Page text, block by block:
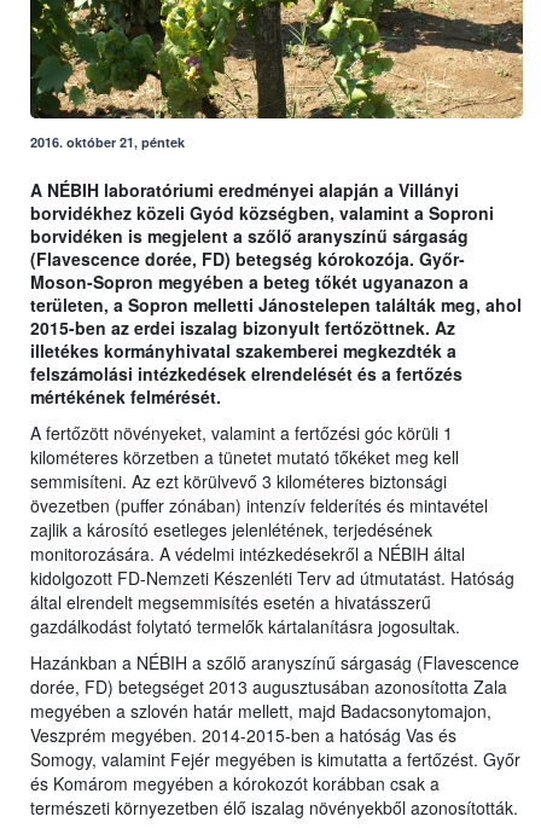
2016. október 21, péntek
A NÉBIH laboratóriumi eredményei alapján a Villányi
borvidékhez közeli Gyód községben, valamint a Soproni
borvidéken is megjelent a szőlő aranyszínű sárgaság
(Flavescence dorée, FD) betegség kórokozója. Győr-
Moson-Sopron megyében a beteg tőkét ugyanazon a
területen, a Sopron melletti Jánostelepen találták meg, ahol
2015-ben az erdei iszalag bizonyult fertőzöttnek. Az
illetékes kormányhivatal szakemberei megkezdték a
felszámolási intézkedések elrendelését és a fertőzés
mértékének felmérését.
A fertőzött növényeket, valamint a fertőzési góc körüli 1
kilométeres körzetben a tünetet mutató tőkéket meg kell
semmisíteni. Az ezt körülvevő 3 kilométeres biztonsági
övezetben (puffer zónában) intenzív felderítés és mintavétel
zajlik a károsító esetleges jelenlétének, terjedésének
monitorozására. A védelmi intézkedésekről a NÉBIH által
kidolgozott FD-Nemzeti Készenléti Terv ad útmutatást. Hatóság
által elrendelt megsemmisítés esetén a hivatásszerű
gazdálkodást folytató termelők kártalanításra jogosultak.
Hazánkban a NÉBIH a szőlő aranyszínű sárgaság (Flavescence
dorée, FD) betegséget 2013 augusztusában azonosította Zala
megyében a szlovén határ mellett, majd Badacsonytomajon,
Veszprém megyében. 2014-2015-ben a hatóság Vas és
Somogy, valamint Fejér megyében is kimutatta a fertőzést. Győr
és Komárom megyében a kórokozót korábban csak a
természeti környezetben élő iszalag növényekből azonosították.